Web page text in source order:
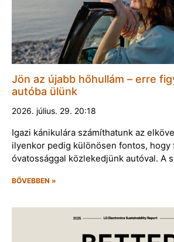
Jön az újabb hőhullám – erre
autóba ülünk
2026. július. 29. 20:18
Igazi kánikulára számíthatunk az
ilyenkor pedig különösen fontos, hogy
óvatossággal közlekedjünk autóval. A
BŐVEBBEN »